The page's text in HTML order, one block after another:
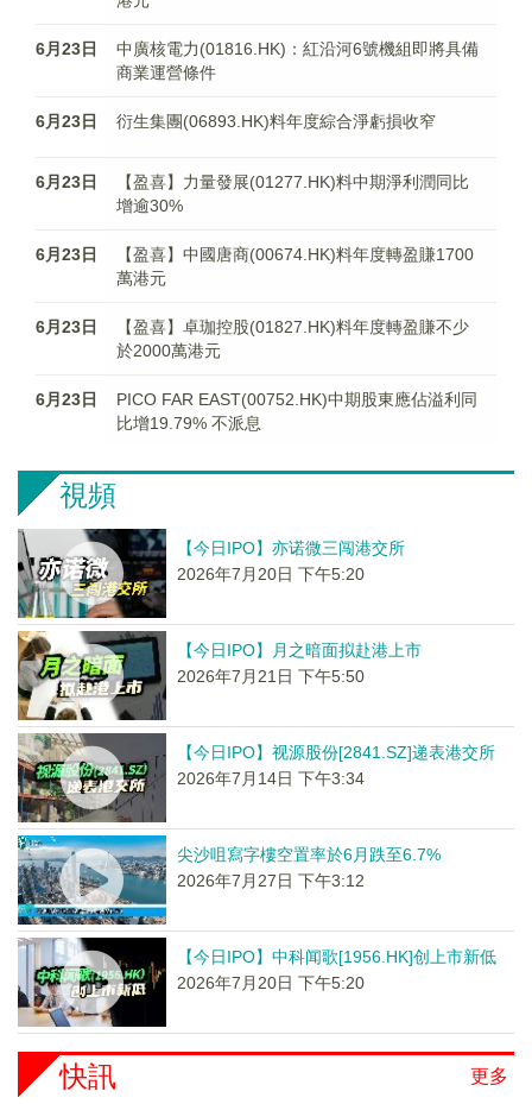
6月23日
中廣核電力(01816.HK)：紅沿河6號機組即將具備
商業運營條件
6月23日 衍生集團(06893.HK)料年度綜合淨虧損收窄
6月23日
【盈喜】力量發展(01277.HK)料中期淨利潤同比
增逾30%
6月23日
【盈喜】中國唐商(00674.HK)料年度轉盈賺1700
萬港元
6月23日
【盈喜】卓珈控股(01827.HK)料年度轉盈賺不少
於2000萬港元
6月23日
PICO FAR EAST(00752.HK)中期股東應佔溢利同
比增19.79% 不派息
視頻
【今日IPO】亦诺微三闯港交所
2026年7月20日 下午5:20
【今日IPO】月之暗面拟赴港上市
2026年7月21日 下午5:50
【今日IPO】视源股份[2841.SZ]递表港交所
2026年7月14日 下午3:34
尖沙咀寫字樓空置率於6月跌至6.7%
2026年7月27日 下午3:12
【今日IPO】中科闻歌[1956.HK]创上市新低
2026年7月20日 下午5:20
更多
快訊